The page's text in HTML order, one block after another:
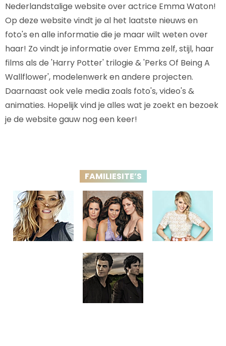
Nederlandstalige website over actrice Emma Waton!
Op deze website vindt je al het laatste nieuws en
foto's en alle informatie die je maar wilt weten over
haar! Zo vindt je informatie over Emma zelf, stijl, haar
films als de 'Harry Potter' trilogie & 'Perks Of Being A
Wallflower', modelenwerk en andere projecten.
Daarnaast ook vele media zoals foto's, video's &
animaties. Hopelijk vind je alles wat je zoekt en bezoek
je de website gauw nog een keer!
FAMILIESITE’S